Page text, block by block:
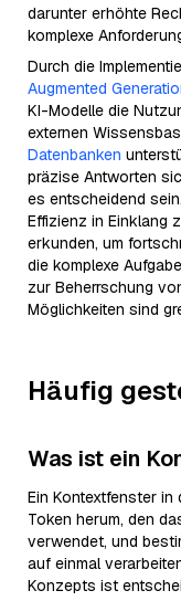
darunter erhöhte
komplexe
Durch die
Augmented
KI-Modelle die
externen
Datenbanken
präzise Antworten
es entscheidend
Effizienz in Einklang
erkunden, um
die komplexe
zur Beherrschung
Möglichkeiten sind
Häufig
Was ist ein
Ein Kontextfenster in
Token herum, den
verwendet, und
auf einmal
Konzepts ist